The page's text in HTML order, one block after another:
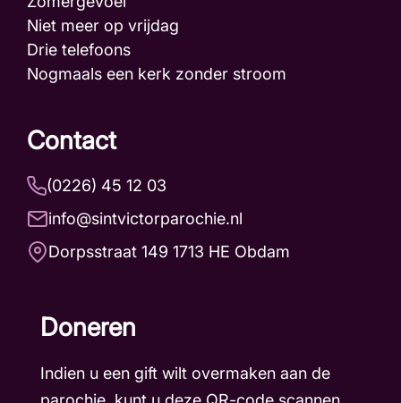
Niet meer op vrijdag
Drie telefoons
Nogmaals een kerk zonder stroom
Contact
(0226) 45 12 03
info@sintvictorparochie.nl
Dorpsstraat 149 1713 HE Obdam
Doneren
Indien u een gift wilt overmaken aan de